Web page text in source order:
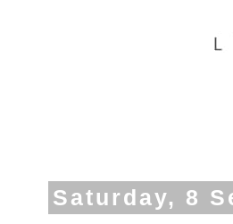
Saturday, 8